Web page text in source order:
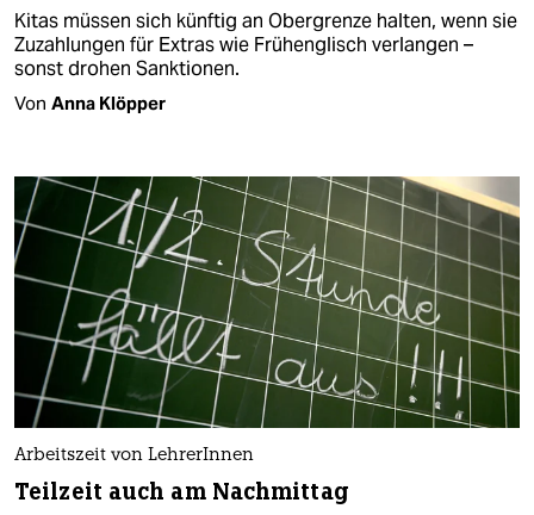
Kitas müssen sich künftig an Obergrenze halten, wenn sie
Zuzahlungen für Extras wie Frühenglisch verlangen –
sonst drohen Sanktionen.
Von Anna Klöpper
Arbeitszeit von LehrerInnen
Teilzeit auch am Nachmittag